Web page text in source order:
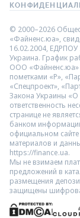
© 2000–2026
«Файненс.юа»,
16.02.2004, ЕДРПОУ
Украина. График
ООО «Файненс.юа»
пометками «Р»,
«Спецпроект»,
Закона Украины «О
ответственность
странице не
банком
официальном
материалов и
https://finance.ua.
Мы не взимаем
предложений в
размещения
защищены